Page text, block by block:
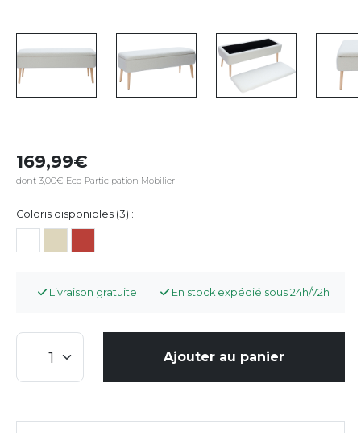
169,99
dont 3,00€ Eco-Participation Mobilier
Coloris disponibles (3) :
Livraison gratuite En stock expédié sous 24h/72h
Ajouter au panier